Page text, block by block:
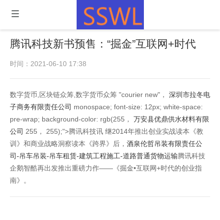
腾讯科技新书预售：“掘金”互联网+时代
时间：2021-06-10 17:38
数字货币,区块链众筹,数字货币众筹 "courier new"， 深圳市拉冬电
子商务有限责任公司 monospace; font-size: 12px; white-space:
pre-wrap; background-color: rgb(255， 万安县优鼎供水材料有限
公司 255， 255);">腾讯科技讯 继2014年推出创业实战读本《教
训》和商业战略洞察读本《跨界》后， 酒泉伦哲吊装有限责任公
司-吊车吊装-吊车租赁-建筑工程施工-道路普通货物运输腾讯科技
企鹅智酷再出发推出重磅力作——《掘金•互联网+时代的创业指
南》。